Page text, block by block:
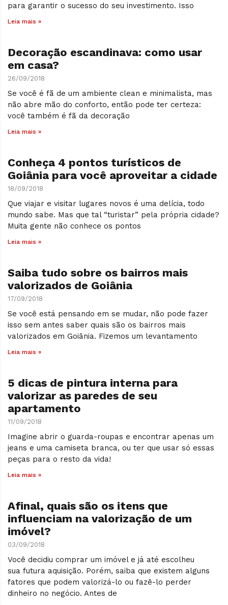
para garantir o sucesso do seu investimento. Isso
Leia mais »
Decoração escandinava: como usar
em casa?
26/09/2018
Se você é fã de um ambiente clean e minimalista, mas
não abre mão do conforto, então pode ter certeza:
você também é fã da decoração
Leia mais »
Conheça 4 pontos turísticos de
Goiânia para você aproveitar a cidade
18/09/2018
Que viajar e visitar lugares novos é uma delícia, todo
mundo sabe. Mas que tal “turistar” pela própria cidade?
Muita gente não conhece os pontos
Leia mais »
Saiba tudo sobre os bairros mais
valorizados de Goiânia
17/09/2018
Se você está pensando em se mudar, não pode fazer
isso sem antes saber quais são os bairros mais
valorizados em Goiânia. Fizemos um levantamento
Leia mais »
5 dicas de pintura interna para
valorizar as paredes de seu
apartamento
11/09/2018
Imagine abrir o guarda-roupas e encontrar apenas um
jeans e uma camiseta branca, ou ter que usar só essas
peças para o resto da vida!
Leia mais »
Afinal, quais são os itens que
influenciam na valorização de um
imóvel?
03/09/2018
Você decidiu comprar um imóvel e já até escolheu
sua futura aquisição. Porém, saiba que existem alguns
fatores que podem valorizá-lo ou fazê-lo perder
dinheiro no negócio. Antes de